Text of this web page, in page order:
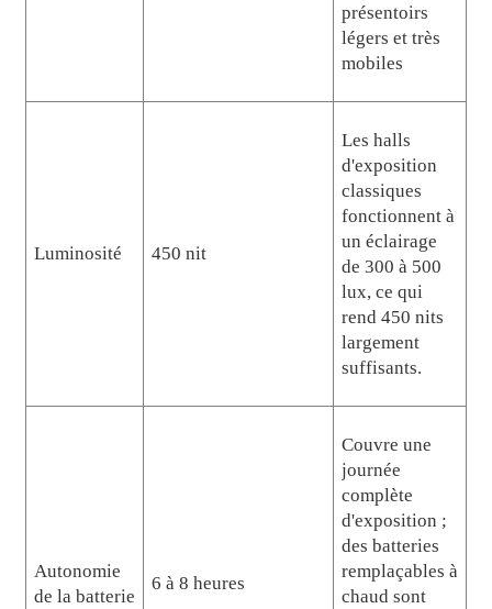
présentoirs
légers et très
mobiles
Luminosité 450 nit
Les halls
d'exposition
classiques
fonctionnent à
un éclairage
de 300 à 500
lux, ce qui
rend 450 nits
largement
suffisants.
Autonomie
de la batterie
6 à 8 heures
Couvre une
journée
complète
d'exposition ;
des batteries
remplaçables à
chaud sont